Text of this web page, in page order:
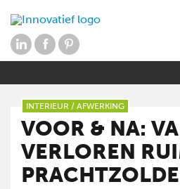
INTERIEUR / AFWERKING
VOOR & NA:
VERLOREN